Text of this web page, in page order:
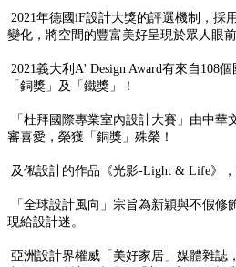
2021年德國iF設計大獎的評選機制，採
變化，將空間的豐富美好呈現於眾人眼
2021義大利A' Design Award有來自
「銅獎」及「鐵獎」！
「杜拜國際專業室內設計大賽」由中華
審喜愛，榮獲「銅獎」殊榮！
及俬設計的作品《光影-Light & Life》
「全球設計風向」宗旨為新穎與不假
現給設計迷。
亞洲設計界權威「美好家居」媒體雜